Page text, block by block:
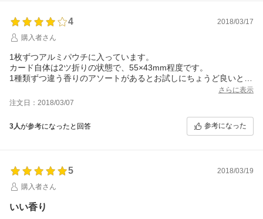
4
2018/03/17
購入者さん
1枚ずつアルミパウチに入っています。
カード自体は2ツ折りの状態で、55×43mm程度です。
1種類ずつ違う香りのアソートがあるとお試しにちょうど良いと思
さらに表示
注文日：2018/03/07
3人が参考になったと回答 参考になった
5
2018/03/19
購入者さん
いい香り